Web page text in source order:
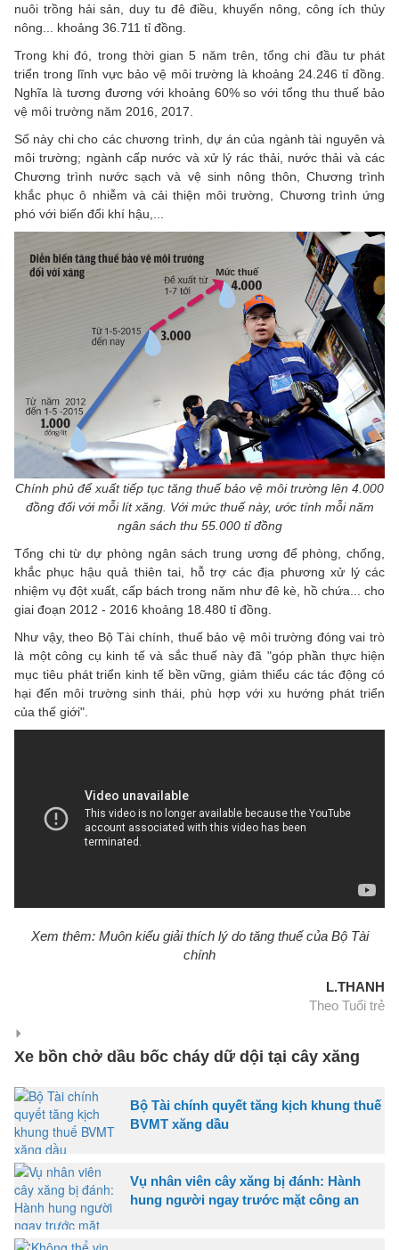
nuôi trồng hải sản, duy tu đê điều, khuyến nông, công ích thủy
nông... khoảng 36.711 tỉ đồng.
Trong khi đó, trong thời gian 5 năm trên, tổng chi đầu tư phát
triển trong lĩnh vực bảo vệ môi trường là khoảng 24.246 tỉ đồng.
Nghĩa là tương đương với khoảng 60% so với tổng thu thuế bảo
vệ môi trường năm 2016, 2017.
Số này chi cho các chương trình, dự án của ngành tài nguyên và
môi trường; ngành cấp nước và xử lý rác thải, nước thải và các
Chương trình nước sạch và vệ sinh nông thôn, Chương trình
khắc phục ô nhiễm và cải thiện môi trường, Chương trình ứng
phó với biến đổi khí hậu,...
Chính phủ để xuất tiếp tục tăng thuế bảo vệ môi trường lên 4.000
đồng đối với mỗi lít xăng. Với mức thuế này, ước tính mỗi năm
ngân sách thu 55.000 tỉ đồng
Tổng chi từ dự phòng ngân sách trung ương để phòng, chống,
khắc phục hậu quả thiên tai, hỗ trợ các địa phương xử lý các
nhiệm vụ đột xuất, cấp bách trong năm như đê kè, hồ chứa... cho
giai đoạn 2012 - 2016 khoảng 18.480 tỉ đồng.
Như vậy, theo Bộ Tài chính, thuế bảo vệ môi trường đóng vai trò
là một công cụ kinh tế và sắc thuế này đã "góp phần thực hiện
mục tiêu phát triển kinh tế bền vững, giảm thiểu các tác động có
hại đến môi trường sinh thái, phù hợp với xu hướng phát triển
của thế giới".
Xem thêm: Muôn kiểu giải thích lý do tăng thuế của Bộ Tài
chính
L.THANH
Theo Tuổi trẻ
Xe bồn chở dầu bốc cháy dữ dội tại cây xăng
Bộ Tài chính quyết tăng kịch khung thuế
BVMT xăng dầu
Vụ nhân viên cây xăng bị đánh: Hành
hung người ngay trước mặt công an